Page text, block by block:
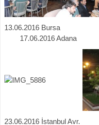
13.06.2016
17.06.2016 Adana
23.06.2016 İstanbul